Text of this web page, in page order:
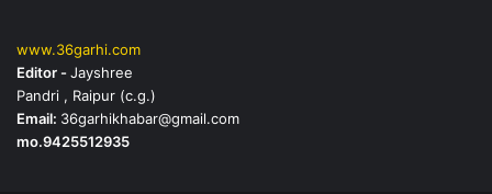
www.36garhi.com
Editor -Jayshree
Pandri , Raipur (c.g.)
Email: 36garhikhabar@gmail.com
mo.9425512935